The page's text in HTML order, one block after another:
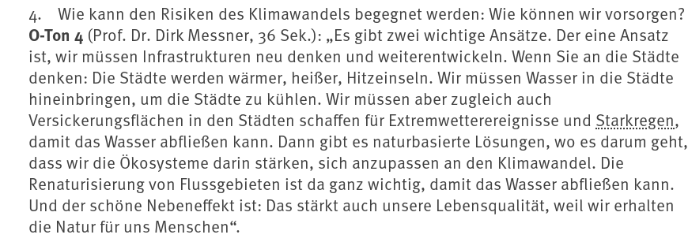
4. Wie kann den Risiken des Klimawandels begegnet werden: Wie können wir vorsorgen?
O-Ton 4 (Prof. Dr. Dirk Messner, 36 Sek.): „Es gibt zwei wichtige Ansätze. Der eine Ansatz
ist, wir müssen Infrastrukturen neu denken und weiterentwickeln. Wenn Sie an die Städte
denken: Die Städte werden wärmer, heißer, Hitzeinseln. Wir müssen Wasser in die Städte
hineinbringen, um die Städte zu kühlen. Wir müssen aber zugleich auch
Versickerungsflächen in den Städten schaffen für Extremwetterereignisse und Starkregen,
damit das Wasser abfließen kann. Dann gibt es naturbasierte Lösungen, wo es darum geht,
dass wir die Ökosysteme darin stärken, sich anzupassen an den Klimawandel. Die
Renaturisierung von Flussgebieten ist da ganz wichtig, damit das Wasser abfließen kann.
Und der schöne Nebeneffekt ist: Das stärkt auch unsere Lebensqualität, weil wir erhalten
die Natur für uns Menschen“.